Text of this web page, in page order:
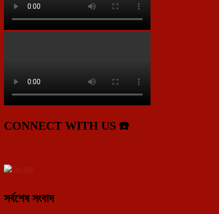
CONNECT WITH US ☎️
সর্বশেষ সংবাদ